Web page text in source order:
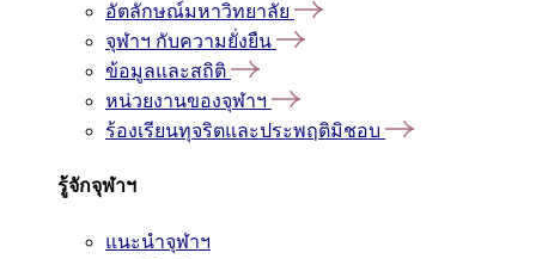
อัตลักษณ์มหาวิทยาลัย
จุฬาฯ กับความยั่งยืน
ข้อมูลและสถิติ
หน่วยงานของจุฬาฯ
ร้องเรียนทุจริตและประพฤติมิชอบ
รู้จักจุฬาฯ
แนะนำจุฬาฯ